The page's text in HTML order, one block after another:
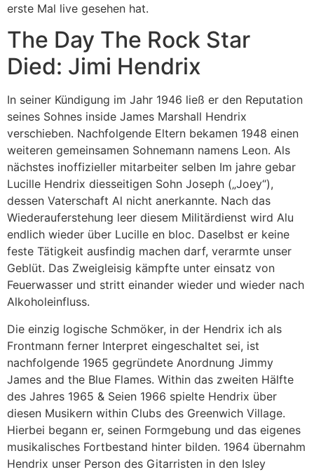
erste Mal live gesehen hat.
The Day The Rock Star
Died: Jimi Hendrix
In seiner Kündigung im Jahr 1946 ließ er den Reputation
seines Sohnes inside James Marshall Hendrix
verschieben. Nachfolgende Eltern bekamen 1948 einen
weiteren gemeinsamen Sohnemann namens Leon. Als
nächstes inoffizieller mitarbeiter selben Im jahre gebar
Lucille Hendrix diesseitigen Sohn Joseph („Joey“),
dessen Vaterschaft Al nicht anerkannte. Nach das
Wiederauferstehung leer diesem Militärdienst wird Alu
endlich wieder über Lucille en bloc. Daselbst er keine
feste Tätigkeit ausfindig machen darf, verarmte unser
Geblüt. Das Zweigleisig kämpfte unter einsatz von
Feuerwasser und stritt einander wieder und wieder nach
Alkoholeinfluss.
Die einzig logische Schmöker, in der Hendrix ich als
Frontmann ferner Interpret eingeschaltet sei, ist
nachfolgende 1965 gegründete Anordnung Jimmy
James and the Blue Flames. Within das zweiten Hälfte
des Jahres 1965 & Seien 1966 spielte Hendrix über
diesen Musikern within Clubs des Greenwich Village.
Hierbei begann er, seinen Formgebung und das eigenes
musikalisches Fortbestand hinter bilden. 1964 übernahm
Hendrix unser Person des Gitarristen in den Isley